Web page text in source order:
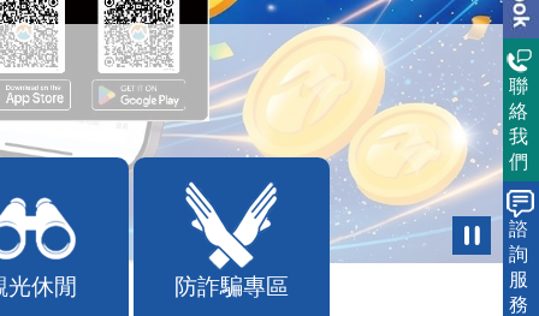
光休閒 防詐騙專區
聯
絡
我
們
諮
詢
服
務